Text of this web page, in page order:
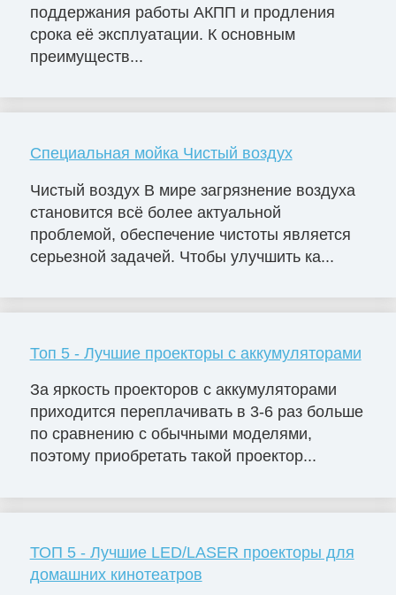
поддержания работы АКПП и продления
срока её эксплуатации. К основным
преимуществ...
Специальная мойка Чистый воздух
Чистый воздух В мире загрязнение воздуха
становится всё более актуальной
проблемой, обеспечение чистоты является
серьезной задачей. Чтобы улучшить ка...
Топ 5 - Лучшие проекторы с аккумуляторами
За яркость проекторов с аккумуляторами
приходится переплачивать в 3-6 раз больше
по сравнению с обычными моделями,
поэтому приобретать такой проектор...
ТОП 5 - Лучшие LED/LASER проекторы для
домашних кинотеатров